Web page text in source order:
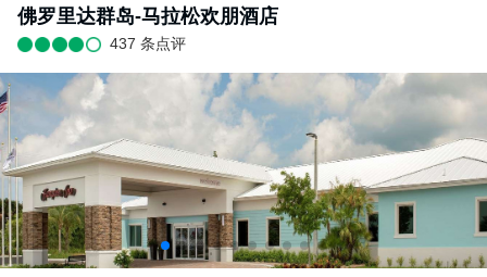
佛罗里达群岛-马拉松欢朋酒店
437 条点评